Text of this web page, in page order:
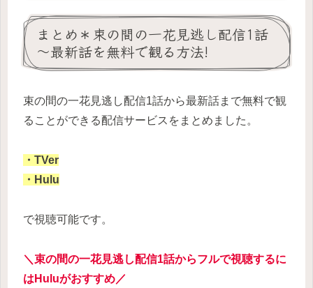
まとめ＊束の間の一花見逃し配信1話
～最新話を無料で観る方法!
束の間の一花見逃し配信1話から最新話まで無料で観
ることができる配信サービスをまとめました。
・TVer
・Hulu
で視聴可能です。
＼束の間の一花見逃し配信1話からフルで視聴するに
はHuluがおすすめ／